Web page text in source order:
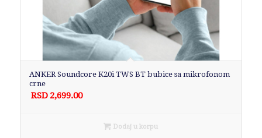
ANKER Soundcore K20i TWS BT bubice sa mikrofonom
crne
RSD 2,699.00
Dodaj u korpu